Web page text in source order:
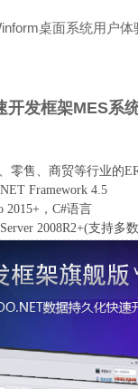
桌面系统用户
开发框架MES系
零售、商贸等行业的
Framework 4.5
2015+，C#语言
2008R2+(支持多